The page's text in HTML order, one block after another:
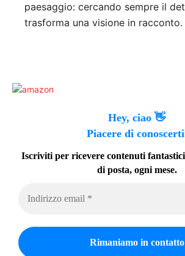
paesaggio: cercando sempre il
trasforma una visione in racconto.
Hey, ciao 👋
Piacere di
Iscriviti per ricevere contenuti
di posta, ogni mese.